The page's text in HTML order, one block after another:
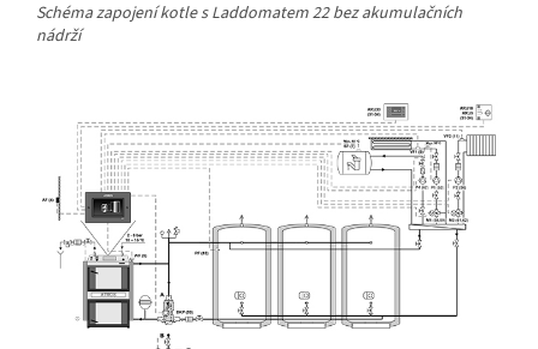
Schéma zapojení kotle s Laddomatem 22 bez akumulačních
nádrží